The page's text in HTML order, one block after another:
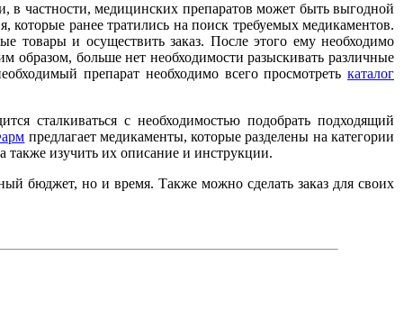
в частности, медицинских препаратов может быть выгодной
ранее тратились на поиск требуемых медикаментов.
товары и осуществить заказ. После этого ему необходимо
образом, больше нет необходимости разыскивать различные
препарат необходимо всего просмотреть каталог
сталкиваться с необходимостью подобрать подходящий
предлагает медикаменты, которые разделены на категории
также изучить их описание и инструкции.
бюджет, но и время. Также можно сделать заказ для своих